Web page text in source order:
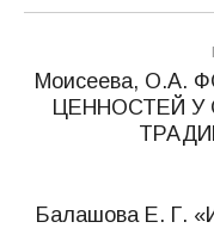
по
записям
Моисеева, О.А.
ЦЕННОСТЕЙ У
Балашова Е. Г.